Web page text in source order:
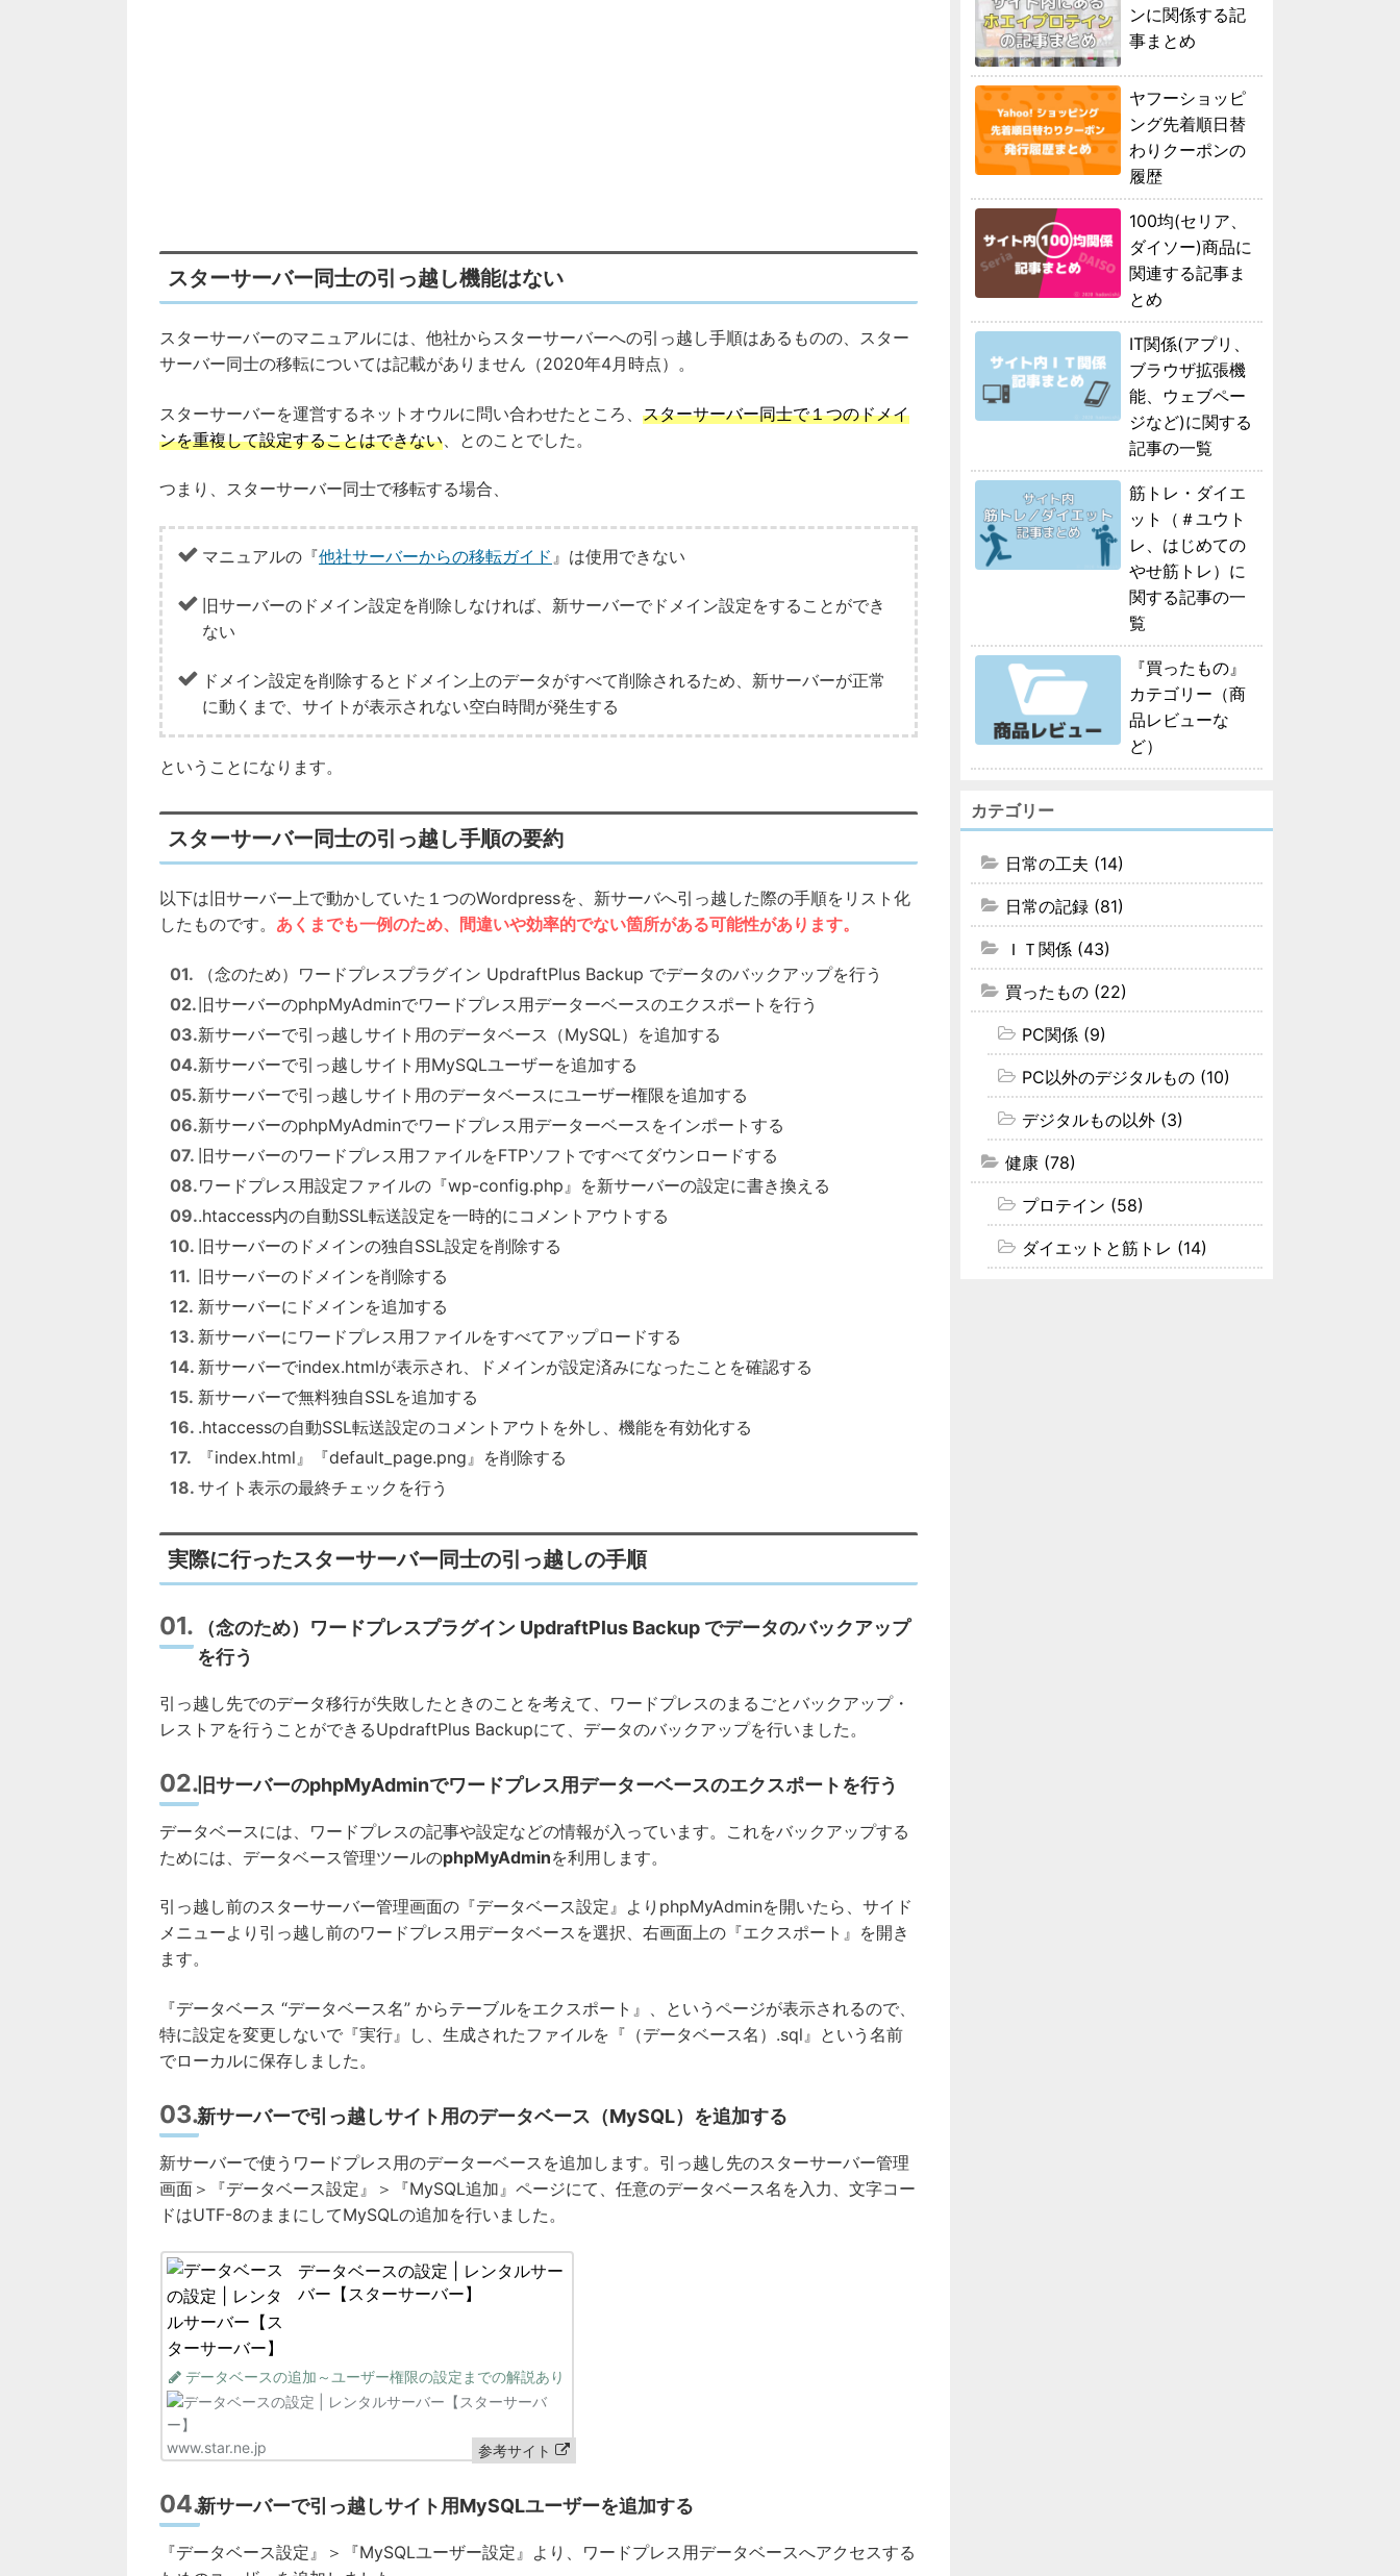
スターサーバー同士の引っ越し機能はない
スターサーバーのマニュアルには、他社からスターサーバーへの引っ越し手順はあるものの、スター
サーバー同士の移転については記載がありません（2020年4月時点）。
スターサーバーを運営するネットオウルに問い合わせたところ、 スターサーバー同士で１つのドメイ
ンを重複して設定することはできない 、とのことでした。
つまり、スターサーバー同士で移転する場合、
マニュアルの『他社サーバーからの移転ガイド 』は使用できない
旧サーバーのドメイン設定を削除しなければ、新サーバーでドメイン設定をすることができ
ない
ドメイン設定を削除するとドメイン上のデータがすべて削除されるため、新サーバーが正常
に動くまで、サイトが表示されない空白時間が発生する
ということになります。
スターサーバー同士の引っ越し手順の要約
以下は旧サーバー上で動かしていた１つのWordpressを、新サーバへ引っ越した際の手順をリスト化
したものです。 あくまでも一例のため、間違いや効率的でない箇所がある可能性があります。
（念のため）ワードプレスプラグイン UpdraftPlus Backup でデータのバックアップを行う
旧サーバーのphpMyAdminでワードプレス用データーベースのエクスポートを行う
新サーバーで引っ越しサイト用のデータベース（MySQL）を追加する
新サーバーで引っ越しサイト用MySQLユーザーを追加する
新サーバーで引っ越しサイト用のデータベースにユーザー権限を追加する
新サーバーのphpMyAdminでワードプレス用データーベースをインポートする
旧サーバーのワードプレス用ファイルをFTPソフトですべてダウンロードする
ワードプレス用設定ファイルの『wp-config.php』を新サーバーの設定に書き換える
.htaccess内の自動SSL転送設定を一時的にコメントアウトする
旧サーバーのドメインの独自SSL設定を削除する
旧サーバーのドメインを削除する
新サーバーにドメインを追加する
新サーバーにワードプレス用ファイルをすべてアップロードする
新サーバーでindex.htmlが表示され、ドメインが設定済みになったことを確認する
新サーバーで無料独自SSLを追加する
.htaccessの自動SSL転送設定のコメントアウトを外し、機能を有効化する
『index.html』『default_page.png』を削除する
サイト表示の最終チェックを行う
実際に行ったスターサーバー同士の引っ越しの手順
（念のため）ワードプレスプラグイン UpdraftPlus Backup でデータのバックアップ
を行う
引っ越し先でのデータ移行が失敗したときのことを考えて、ワードプレスのまるごとバックアップ・
レストアを行うことができるUpdraftPlus Backupにて、データのバックアップを行いました。
旧サーバーのphpMyAdminでワードプレス用データーベースのエクスポートを行う
データベースには、ワードプレスの記事や設定などの情報が入っています。これをバックアップする
ためには、データベース管理ツールのphpMyAdminを利用します。
引っ越し前のスターサーバー管理画面の『データベース設定』よりphpMyAdminを開いたら、サイド
メニューより引っ越し前のワードプレス用データベースを選択、右画面上の『エクスポート』を開き
ます。
『データベース “データベース名” からテーブルをエクスポート』、というページが表示されるので、
特に設定を変更しないで『実行』し、生成されたファイルを『（データベース名）.sql』という名前
でローカルに保存しました。
新サーバーで引っ越しサイト用のデータベース（MySQL）を追加する
新サーバーで使うワードプレス用のデーターベースを追加します。引っ越し先のスターサーバー管理
画面＞『データベース設定』＞『MySQL追加』ページにて、任意のデータベース名を入力、文字コー
ドはUTF-8のままにしてMySQLの追加を行いました。
データベースの設定 | レンタルサー
バー【スターサーバー】
データベースの追加～ユーザー権限の設定までの解説あり
www.star.ne.jp 参考サイト
新サーバーで引っ越しサイト用MySQLユーザーを追加する
『データベース設定』＞『MySQLユーザー設定』より、ワードプレス用データベースへアクセスする
ンに関係する記
事まとめ
ヤフーショッピ
ング先着順日替
わりクーポンの
履歴
100均(セリア、
ダイソー)商品に
関連する記事ま
とめ
IT関係(アプリ、
ブラウザ拡張機
能、ウェブペー
ジなど)に関する
記事の一覧
筋トレ・ダイエ
ット（＃ユウト
レ、はじめての
やせ筋トレ）に
関する記事の一
覧
『買ったもの』
カテゴリー（商
品レビューな
ど）
カテゴリー
日常の工夫 (14)
日常の記録 (81)
ＩＴ関係 (43)
買ったもの (22)
PC関係 (9)
PC以外のデジタルもの (10)
デジタルもの以外 (3)
健康 (78)
プロテイン (58)
ダイエットと筋トレ (14)